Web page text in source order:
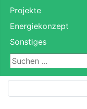
Projekte
Energiekonzept
Sonstiges
Suchen ...